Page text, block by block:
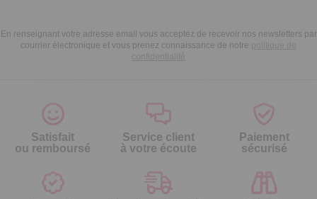
En renseignant votre adresse email vous acceptez de recevoir nos newsletters par
courrier électronique et vous prenez connaissance de notre politique de
confidentialité
Satisfait
ou remboursé
Service client
à votre écoute
Paiement
sécurisé